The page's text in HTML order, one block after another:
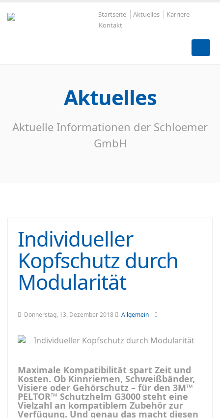
Startseite Aktuelles
Karriere
Kontakt
Aktuelles
Aktuelle Informationen der Schloemer
GmbH
Individueller
Kopfschutz durch
Modularität
Donnerstag, 13. Dezember 2018 Allgemein
Maximale Kompatibilität spart Zeit und
Kosten. Ob Kinnriemen, Schweißbänder,
Visiere oder Gehörschutz – für den 3M™
PELTOR™ Schutzhelm G3000 steht eine
Vielzahl an kompatiblem Zubehör zur
Verfügung. Und genau das macht diesen